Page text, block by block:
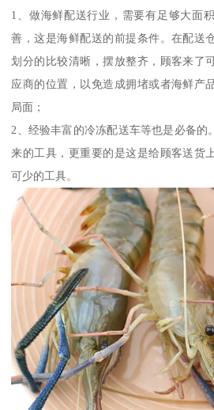
1、做海鲜配送行业，需要有足够大面
善，这是海鲜配送的前提条件。在配送
划分的比较清晰，摆放整齐，顾客来了
应商的位置，以免造成拥堵或者海鲜产
局面；
2、经验丰富的冷冻配送车等也是必备的
来的工具，更重要的是这是给顾客送货
可少的工具。